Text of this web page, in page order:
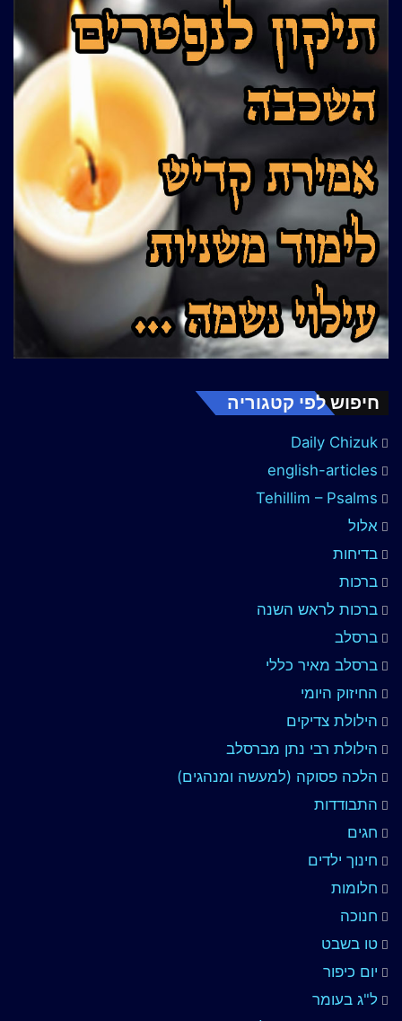
חיפוש לפי קטגוריה
Daily Chizuk
english-articles
Tehillim – Psalms
אלול
בדיחות
ברכות
ברכות לראש השנה
ברסלב
ברסלב מאיר כללי
החיזוק היומי
הילולת צדיקים
הילולת רבי נתן מברסלב
הלכה פסוקה (למעשה ומנהגים)
התבודדות
חגים
חינוך ילדים
חלומות
חנוכה
טו בשבט
יום כיפור
ל"ג בעומר